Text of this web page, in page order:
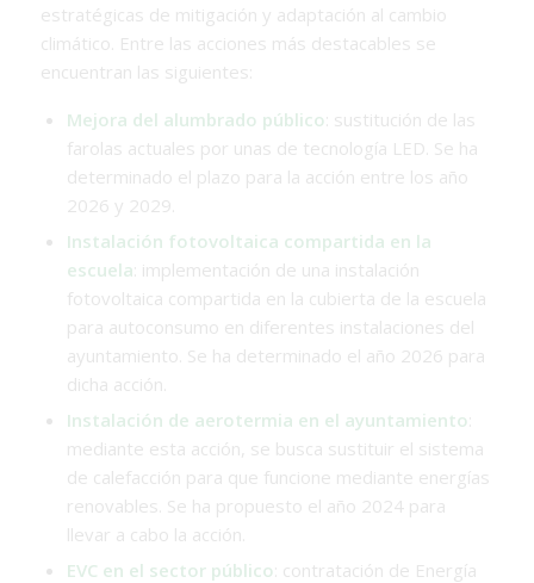
estratégicas de mitigación y adaptación al cambio
climático. Entre las acciones más destacables se
encuentran las siguientes:
Mejora del alumbrado público : sustitución de las
farolas actuales por unas de tecnología LED. Se ha
determinado el plazo para la acción entre los año
2026 y 2029.
Instalación fotovoltaica compartida en la
escuela : implementación de una instalación
fotovoltaica compartida en la cubierta de la escuela
para autoconsumo en diferentes instalaciones del
ayuntamiento. Se ha determinado el año 2026 para
dicha acción.
Instalación de aerotermia en el ayuntamiento
mediante esta acción, se busca sustituir el sistema
de calefacción para que funcione mediante energías
renovables. Se ha propuesto el año 2024 para
llevar a cabo la acción.
EVC en el sector público : contratación de Energía